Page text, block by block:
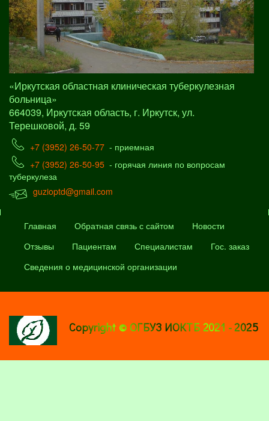
«Иркутская областная клиническая туберкулезная
больница»
664039, Иркутская область, г. Иркутск, ул.
Терешковой, д. 59
+7 (3952) 26-50-77 - приемная
+7 (3952) 26-50-95 - горячая линия по вопросам
туберкулеза
guzioptd@gmail.com
Главная Обратная связь с сайтом
Новости
Отзывы
Пациентам Специалистам
Гос. заказ
Сведения о медицинской организации
Copyright © ОГБУЗ ИОКТБ 2021 - 2025